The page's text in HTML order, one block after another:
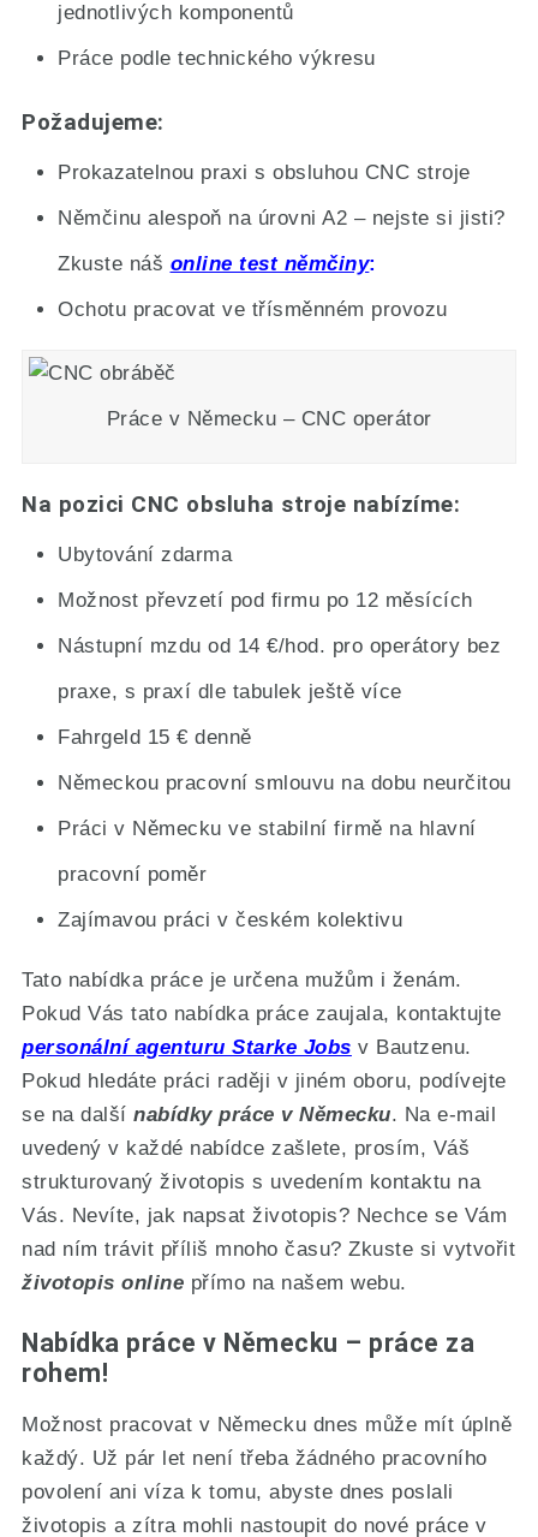
jednotlivých komponentů
Práce podle technického výkresu
Požadujeme:
Prokazatelnou praxi s obsluhou CNC stroje
Němčinu alespoň na úrovni A2 – nejste si jisti?
Zkuste náš online test němčiny
Ochotu pracovat ve třísměnném provozu
Práce v Německu – CNC operátor
Na pozici CNC obsluha stroje nabízíme:
Ubytování zdarma
Možnost převzetí pod firmu po 12 měsících
Nástupní mzdu od 14 €/hod. pro operátory bez
praxe, s praxí dle tabulek ještě více
Fahrgeld 15 € denně
Německou pracovní smlouvu na dobu neurčitou
Práci v Německu ve stabilní firmě na hlavní
pracovní poměr
Zajímavou práci v českém kolektivu
Tato nabídka práce je určena mužům i ženám.
Pokud Vás tato nabídka práce zaujala, kontaktujte
personální agenturu Starke Jobs v Bautzenu.
Pokud hledáte práci raději v jiném oboru, podívejte
se na dalšínabídky práce v Německu. Na e-mail
uvedený v každé nabídce zašlete, prosím, Váš
strukturovaný životopis s uvedením kontaktu na
Vás. Nevíte, jak napsat životopis? Nechce se Vám
nad ním trávit příliš mnoho času? Zkuste si vytvořit
životopis online přímo na našem webu.
Nabídka práce v Německu – práce za
rohem!
Možnost pracovat v Německu dnes může mít úplně
každý. Už pár let není třeba žádného pracovního
povolení ani víza k tomu, abyste dnes poslali
životopis a zítra mohli nastoupit do nové práce v